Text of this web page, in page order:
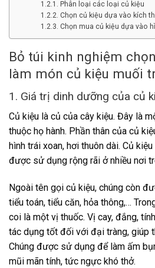
Phân loại các loại củ kiệu
Chọn củ kiệu dựa vào kích
Chọn mua củ kiệu dựa vào
Bỏ túi kinh nghiệm
làm món củ kiệu muối
1. Giá trị dinh dưỡng của củ
Củ kiệu là củ của cây kiệu. Đây là
thuộc họ hành. Phần thân của củ
hình trái xoan, hơi thuôn dài. Củ
được sử dụng rộng rãi ở nhiều nơi
Ngoài tên gọi củ kiệu, chúng còn
tiểu toán, tiểu căn, hỏa thông,…
coi là một vị thuốc. Vị cay, đắng,
tác dụng tốt đối với đại tràng, giúp
Chúng được sử dụng để làm ấm
mũi mãn tính, tức ngực khó thở.